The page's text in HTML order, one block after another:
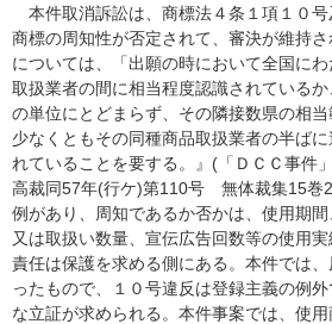
本件取消訴訟は、商標法４条１項１０号
商標の周知性が否定されて、審決が維持
については、「出願の時において全国に
取扱業者の間に相当程度認識されている
の単位にとどまらず、その隣接数県の相当
少なくともその同種商品取扱業者の半ば
れていることを要する。』(「ＤＣＣ事
高裁同57年(行ケ)第110号 無体裁集15巻
例があり、周知であるか否かは、使用期
又は取扱い数量、宣伝広告回数等の使用
責任は保護を求める側にある。本件では
ったもので、１０号違反は登録主義の例
な立証が求められる。本件事案では、使